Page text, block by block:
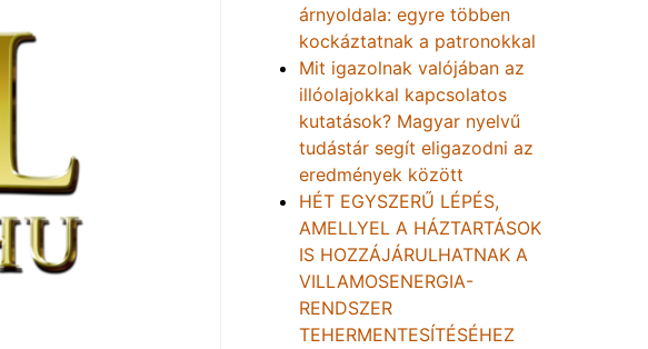
árnyoldala: egyre többen
kockáztatnak a patronokkal
Mit igazolnak valójában az
illóolajokkal kapcsolatos
kutatások? Magyar nyelvű
tudástár segít eligazodni az
eredmények között
HÉT EGYSZERŰ LÉPÉS,
AMELLYEL A HÁZTARTÁSOK
IS HOZZÁJÁRULHATNAK A
VILLAMOSENERGIA-
RENDSZER
TEHERMENTESÍTÉSÉHEZ